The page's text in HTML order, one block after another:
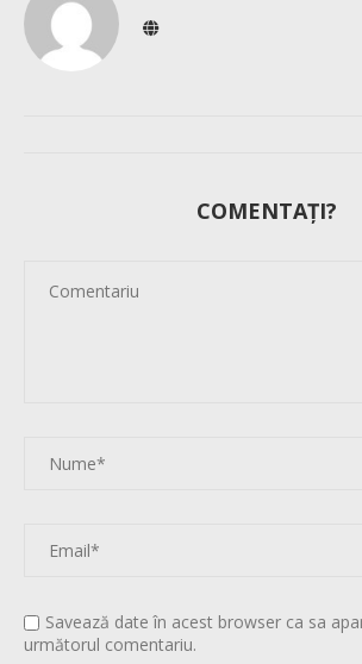
COMENTAȚI?
Savează date în acest browser ca sa
următorul comentariu.